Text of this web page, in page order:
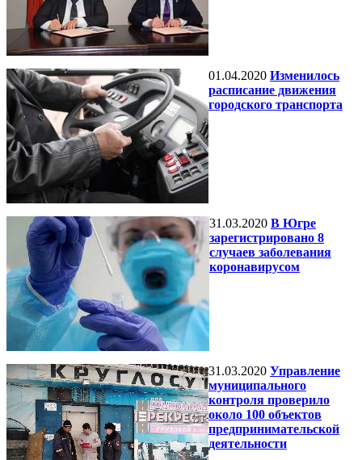
01.04.2020 Изменилось
расписание движения
городского транспорта
31.03.2020 В Югре
зарегистрировано 8
случаев заболевания
коронавирусом
31.03.2020 Управление
муниципального
контроля проверило
около 100 объектов
предпринимательской
деятельности